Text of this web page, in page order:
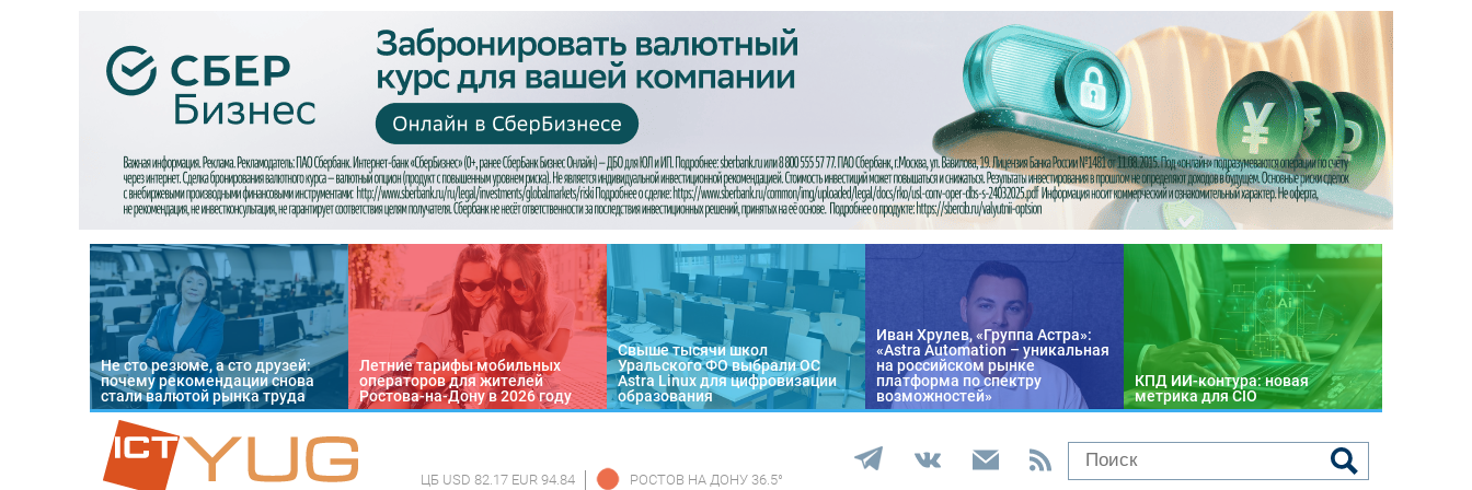
Не сто резюме, а сто друзей:
почему рекомендации снова
стали валютой рынка труда
Летние тарифы мобильных
операторов для жителей
Ростова-на-Дону в 2026 году
Свыше тысячи школ
Уральского ФО выбрали ОС
Astra Linux для цифровизации
образования
Иван Хрулев, «Группа Астра»:
«Astra Automation – уникальная
на российском рынке
платформа по спектру
возможностей»
КПД ИИ-контура: новая
метрика для CIO
ЦБ USD 82.17 EUR 94.84 РОСТОВ НА ДОНУ 36.5°